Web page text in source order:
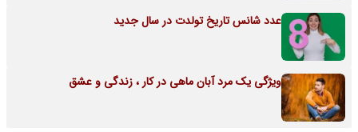
عدد شانس تاریخ تولدت در سال جدید
ویژگی یک مرد آبان ماهی در کار ، زندگی و عشق